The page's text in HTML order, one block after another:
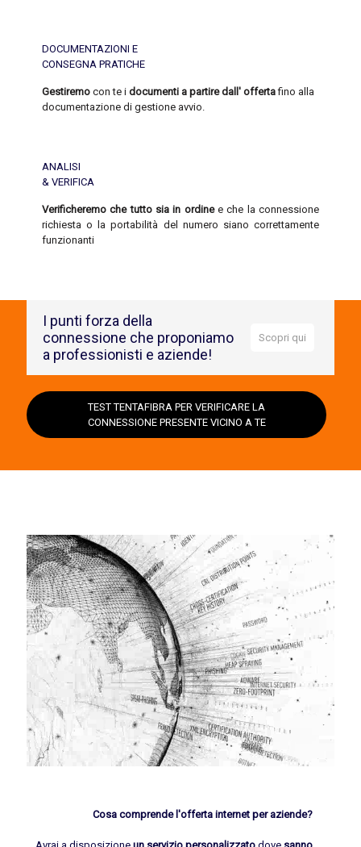
DOCUMENTAZIONI E
CONSEGNA PRATICHE
Gestiremo con te idocumenti a partire dall' offertafino alla
documentazione di gestione avvio.
ANALISI
& VERIFICA
Verificheremo che tutto sia in ordine e che la connessione
richiesta o la portabilità del numero siano correttamente
funzionanti
I punti forza della
connessione che proponiamo
a professionisti e aziende!
Scopri qui
della connessione è un fattore critico nella scelta della rete
Internet. La tua azienda potrebbe aver bisogno di una
siano interruzioni durante le attività commerciali.
Supporto tecnico:Siamo fornitori di servizi affidabili con
un supporto tecnico rapido ed efficiente. Questo è
particolarmente importante in caso di problemi di
connessione o di altri problemi tecnici.
TEST TENTAFIBRA PER VERIFICARE LA
CONNESSIONE PRESENTE VICINO A TE
Cosa comprende l'offerta internet per aziende?